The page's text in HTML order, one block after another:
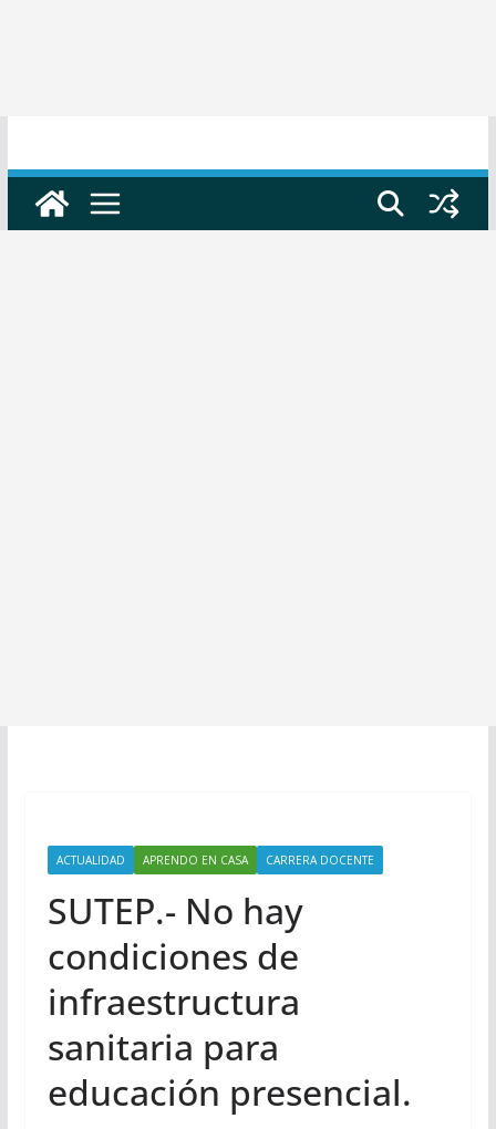
ACTUALIDAD APRENDO EN CASA CARRERA DOCENTE
SUTEP.- No hay
condiciones de
infraestructura
sanitaria para
educación presencial.